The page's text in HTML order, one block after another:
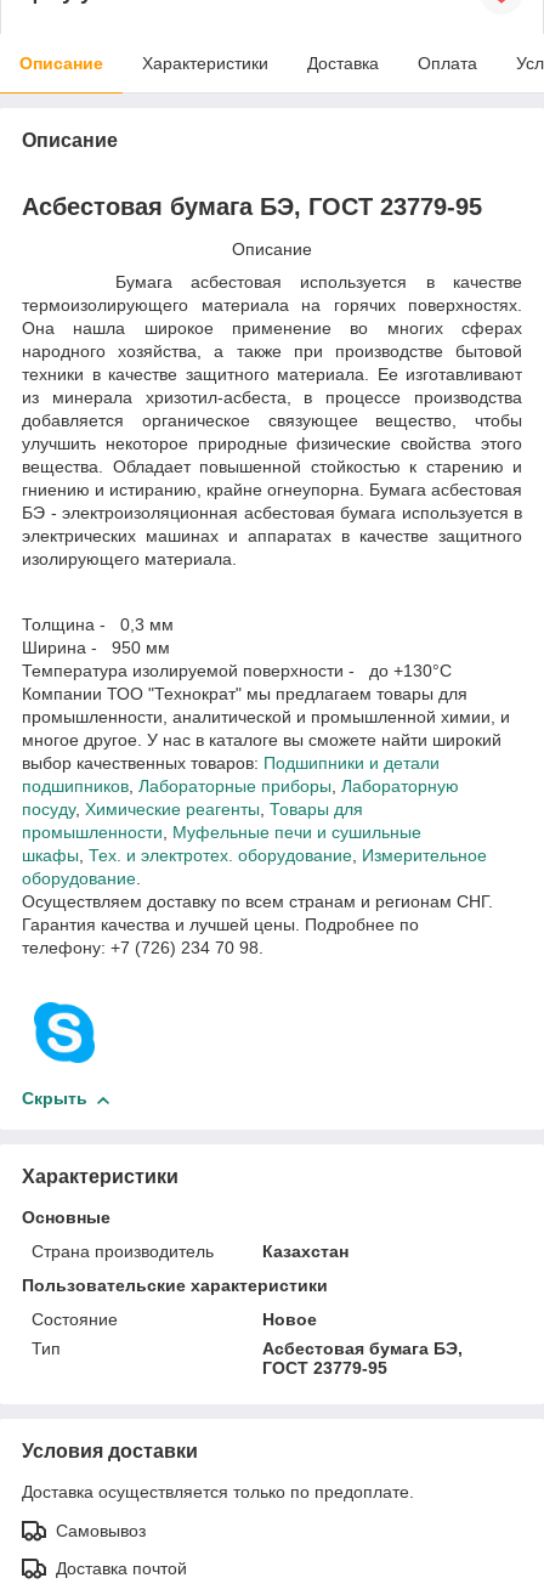
Описание Характеристики Доставка Оплата
Описание
Асбестовая бумага БЭ, ГОСТ 23779-95
Описание
Бумага асбестовая используется в качестве
термоизолирующего материала на горячих поверхностях.
Она нашла широкое применение во многих сферах
народного хозяйства, а также при производстве бытовой
техники в качестве защитного материала. Ее изготавливают
из минерала хризотил-асбеста, в процессе производства
добавляется органическое связующее вещество, чтобы
улучшить некоторое природные физические свойства этого
вещества. Обладает повышенной стойкостью к старению и
гниению и истиранию, крайне огнеупорна. Бумага асбестовая
БЭ - электроизоляционная асбестовая бумага используется в
электрических машинах и аппаратах в качестве защитного
изолирующего материала.
Толщина - 0,3 мм
Ширина - 950 мм
Температура изолируемой поверхности - до +130°С
Компании ТОО "Технократ" мы предлагаем товары для
промышленности, аналитической и промышленной химии, и
многое другое. У нас в каталоге вы сможете найти широкий
выбор качественных товаров: Подшипники и детали
подшипников, Лабораторные приборы, Лабораторную
посуду, Химические реагенты, Товары для
промышленности, Муфельные печи и сушильные
шкафы, Тех. и электротех. оборудование, Измерительное
оборудование.
Осуществляем доставку по всем странам и регионам СНГ.
Гарантия качества и лучшей цены. Подробнее по
телефону: +7 (726) 234 70 98.
Скрыть
Характеристики
Основные
Страна производитель
Казахстан
Пользовательские характеристики
Состояние
Новое
Тип
Асбестовая бумага БЭ,
ГОСТ 23779-95
Условия доставки
Доставка осуществляется только по предоплате.
Самовывоз
Доставка почтой